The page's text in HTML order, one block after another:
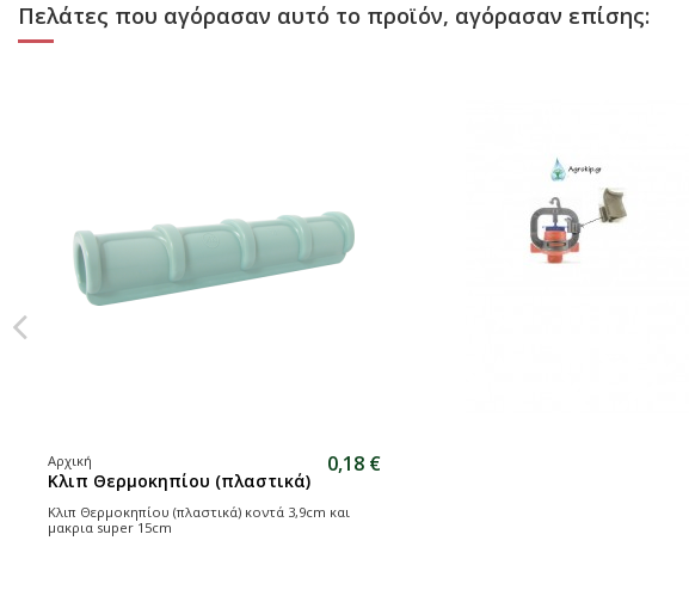
Πελάτες που αγόρασαν αυτό το προϊόν, αγόρασαν επίσης:
Αρχική
Κλιπ Θερμοκηπίου (πλαστικά)
0,18 €
Κλιπ Θερμοκηπίου (πλαστικά) κοντά 3,9cm και
μακρια super 15cm